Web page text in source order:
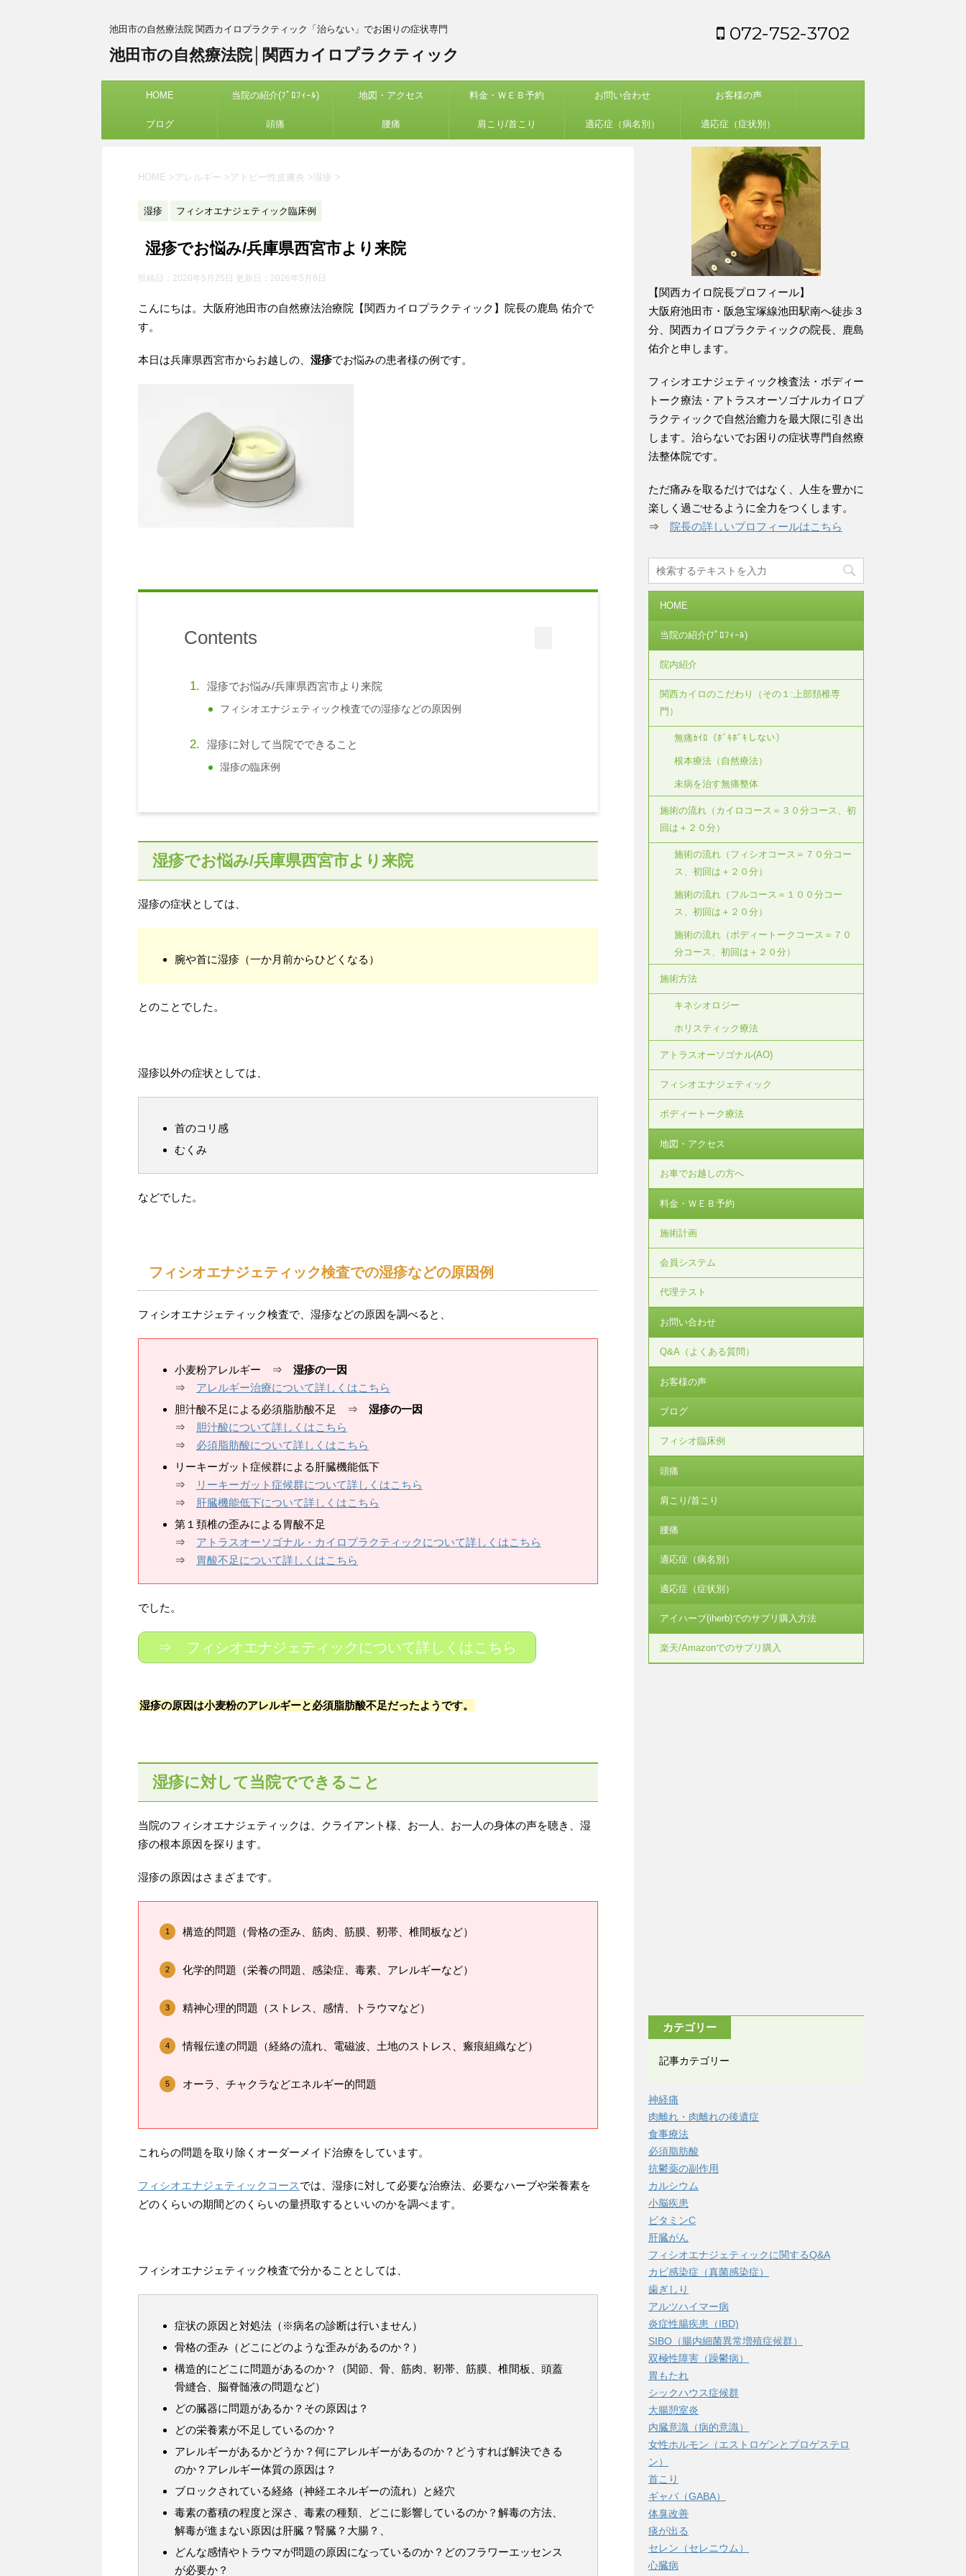
池田市の自然療法院 関西カイロプラクティック「治らない」でお困りの症状専門
池田市の自然療法院│関西カイロプラクティック
072-752-3702
HOME 当院の紹介(ﾌﾟﾛﾌｨｰﾙ) 地図・アクセス 料金・ＷＥＢ予約 お問い合わせ お客様の声
ブログ 頭痛 腰痛 肩こり/首こり 適応症（病名別） 適応症（症状別）
HOME > アレルギー > アトピー性皮膚炎 >湿疹 >
湿疹 フィシオエナジェティック臨床例
湿疹でお悩み/兵庫県西宮市より来院
投稿日：2020年5月25日 更新日： 2026年5月8日
こんにちは。大阪府池田市の自然療法治療院【関西カイロプラクティック】院長の鹿島 佑介で
す。
本日は兵庫県西宮市からお越しの、 湿疹でお悩みの患者様の例です。
Contents
湿疹でお悩み/兵庫県西宮市より来院
フィシオエナジェティック検査での湿疹などの原因例
湿疹に対して当院でできること
湿疹の臨床例
湿疹でお悩み/兵庫県西宮市より来院
湿疹の症状としては、
腕や首に湿疹（一か月前からひどくなる）
とのことでした。
湿疹以外の症状としては、
首のコリ感
むくみ
などでした。
フィシオエナジェティック検査での湿疹などの原因例
フィシオエナジェティック検査で、湿疹などの原因を調べると、
小麦粉アレルギー ⇒ 湿疹の一因
⇒ アレルギー治療について詳しくはこちら
胆汁酸不足による必須脂肪酸不足 ⇒ 湿疹の一因
⇒ 胆汁酸について詳しくはこちら
⇒ 必須脂肪酸について詳しくはこちら
リーキーガット症候群による肝臓機能低下
⇒
リーキーガット症候群について詳しくはこちら
⇒
肝臓機能低下について詳しくはこちら
第１頚椎の歪みによる胃酸不足
⇒ アトラスオーソゴナル・カイロプラクティックについて詳しくはこちら
⇒
胃酸不足について詳しくはこちら
でした。
⇒ フィシオエナジェティックについて詳しくはこちら
湿疹の原因は小麦粉のアレルギーと必須脂肪酸不足だったようです。
湿疹に対して当院でできること
当院のフィシオエナジェティックは、クライアント様、お一人、お一人の身体の声を聴き、湿
疹の根本原因を探ります。
湿疹の原因はさまざまです。
構造的問題（骨格の歪み、筋肉、筋膜、靭帯、椎間板など）
化学的問題（栄養の問題、感染症、毒素、アレルギーなど）
精神心理的問題（ストレス、感情、トラウマなど）
情報伝達の問題（経絡の流れ、電磁波、土地のストレス、瘢痕組織など）
オーラ、チャクラなどエネルギー的問題
これらの問題を取り除くオーダーメイド治療をしています。
フィシオエナジェティックコースでは、湿疹に対して必要な治療法、必要なハーブや栄養素を
どのくらいの期間どのくらいの量摂取するといいのかを調べます。
フィシオエナジェティック検査で分かることとしては、
症状の原因と対処法（※病名の診断は行いません）
骨格の歪み（どこにどのような歪みがあるのか？）
構造的にどこに問題があるのか？（関節、骨、筋肉、靭帯、筋膜、椎間板、頭蓋
骨縫合、脳脊髄液の問題など）
どの臓器に問題があるか？その原因は？
どの栄養素が不足しているのか？
アレルギーがあるかどうか？何にアレルギーがあるのか？どうすれば解決できる
のか？アレルギー体質の原因は？
ブロックされている経絡（神経エネルギーの流れ）と経穴
毒素の蓄積の程度と深さ、毒素の種類、どこに影響しているのか？解毒の方法、
解毒が進まない原因は肝臓？腎臓？大腸？、
どんな感情やトラウマが問題の原因になっているのか？どのフラワーエッセンス
が必要か？
【関西カイロ院長プロフィール】
大阪府池田市・阪急宝塚線池田駅南へ徒歩３
分、関西カイロプラクティックの院長、鹿島
佑介と申します。
フィシオエナジェティック検査法・ボディー
トーク療法・アトラスオーソゴナルカイロプ
ラクティックで自然治癒力を最大限に引き出
します。治らないでお困りの症状専門自然療
法整体院です。
ただ痛みを取るだけではなく、人生を豊かに
楽しく過ごせるように全力をつくします。
⇒ 院長の詳しいプロフィールはこちら
HOME
当院の紹介(ﾌﾟﾛﾌｨｰﾙ)
院内紹介
関西カイロのこだわり（その１:上部頚椎専
門）
無痛ｶｲﾛ（ﾎﾞｷﾎﾞｷしない）
根本療法（自然療法）
未病を治す無痛整体
施術の流れ（カイロコース＝３０分コース、初
回は＋２０分）
施術の流れ（フィシオコース＝７０分コー
ス、初回は＋２０分）
施術の流れ（フルコース＝１００分コー
ス、初回は＋２０分）
施術の流れ（ボディートークコース＝７０
分コース、初回は＋２０分）
施術方法
キネシオロジー
ホリスティック療法
アトラスオーソゴナル(AO)
フィシオエナジェティック
ボディートーク療法
地図・アクセス
お車でお越しの方へ
料金・ＷＥＢ予約
施術計画
会員システム
代理テスト
お問い合わせ
Q&A（よくある質問）
お客様の声
ブログ
フィシオ臨床例
頭痛
肩こり/首こり
腰痛
適応症（病名別）
適応症（症状別）
アイハーブ(iherb)でのサプリ購入方法
楽天/Amazonでのサプリ購入
カテゴリー
記事カテゴリー
神経痛
肉離れ・肉離れの後遺症
食事療法
必須脂肪酸
抗鬱薬の副作用
カルシウム
小脳疾患
ビタミンC
肝臓がん
フィシオエナジェティックに関するQ&A
カビ感染症（真菌感染症）
歯ぎしり
アルツハイマー病
炎症性腸疾患（IBD)
SIBO（腸内細菌異常増殖症候群）
双極性障害（躁鬱病）
胃もたれ
シックハウス症候群
大腸憩室炎
内臓意識（病的意識）
女性ホルモン（エストロゲンとプロゲステロ
ン）
首こり
ギャバ（GABA）
体臭改善
痰が出る
セレン（セレニウム）
心臓病